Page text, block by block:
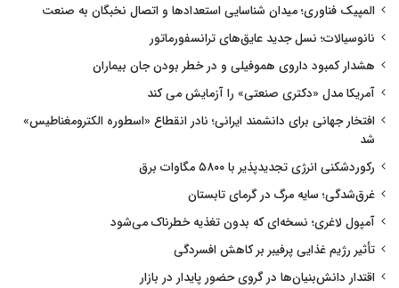
المپیک فناوری؛ میدان شناسایی استعدادها و اتصال نخبگان به صنعت
نانوسیالات؛ نسل جدید عایق‌های ترانسفورماتور
هشدار کمبود داروی هموفیلی و در خطر بودن جان بیماران
آمریکا مدل «دکتری صنعتی» را آزمایش می کند
افتخار جهانی برای دانشمند ایرانی؛ نادر انقطاع «اسطوره الکترومغناطیس»
شد
رکوردشکنی انرژی تجدیدپذیر با ۵۸۰۰ مگاوات برق
غرق‌شدگی؛ سایه مرگ در گرمای تابستان
آمپول لاغری؛ نسخه‌ای که بدون تغذیه خطرناک می‌شود
تأثیر رژیم غذایی پرفیبر بر کاهش افسردگی
اقتدار دانش‌بنیان‌ها در گروی حضور پایدار در بازار